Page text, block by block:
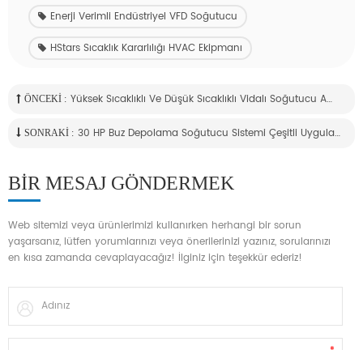
Enerji Verimli Endüstriyel VFD Soğutucu
HStars Sıcaklık Kararlılığı HVAC Ekipmanı
ÖNCEKI : Yüksek Sıcaklıklı Ve Düşük Sıcaklıklı Vidalı Soğutucu Arasındaki Gerçek Fark Nedir?
SONRAKI : 30 HP Buz Depolama Soğutucu Sistemi Çeşitli Uygulamalarda Soğutma Verimliliğini Nasıl Optimize Edebilir?
BIR MESAJ GÖNDERMEK
Web sitemizi veya ürünlerimizi kullanırken herhangi bir sorun
yaşarsanız, lütfen yorumlarınızı veya önerilerinizi yazınız, sorularınızı
en kısa zamanda cevaplayacağız! İlginiz için teşekkür ederiz!